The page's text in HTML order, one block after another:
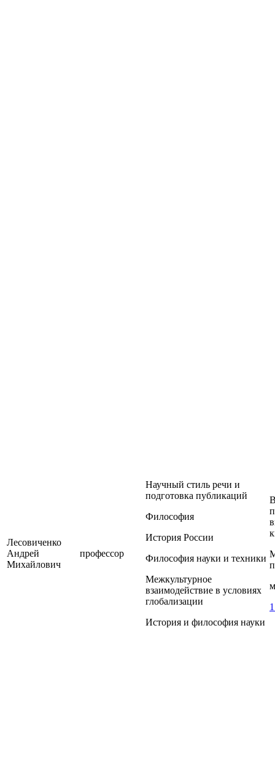
Лесовиченко
Андрей
Михайлович
профессор
Научный стиль речи и
подготовка публикаций
Философия
История России
Философия науки и техники
Межкультурное
взаимодействие в условиях
глобализации
История и философия науки